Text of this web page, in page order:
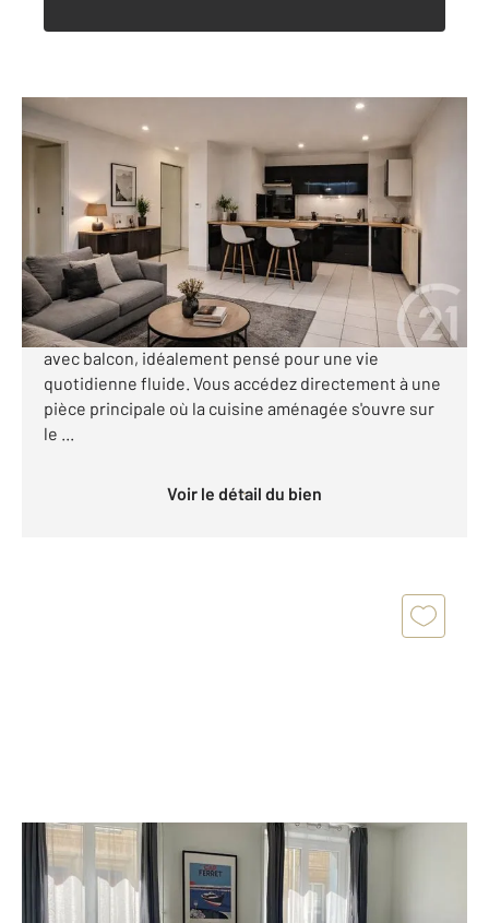
ROUEN 76
61,13 m
, 3 pièces
Ref : 7999
Appartement T3 à vendre
212 000 €
Situé à Rouen, ce troisième étage d'un immeuble
avec ascenseur propose un appartement de 61m²
avec balcon, idéalement pensé pour une vie
quotidienne fluide. Vous accédez directement à une
pièce principale où la cuisine aménagée s'ouvre sur
le ...
Voir le détail du bien
ROUEN 76
53 m
, 2 pièces
Ref : 7939